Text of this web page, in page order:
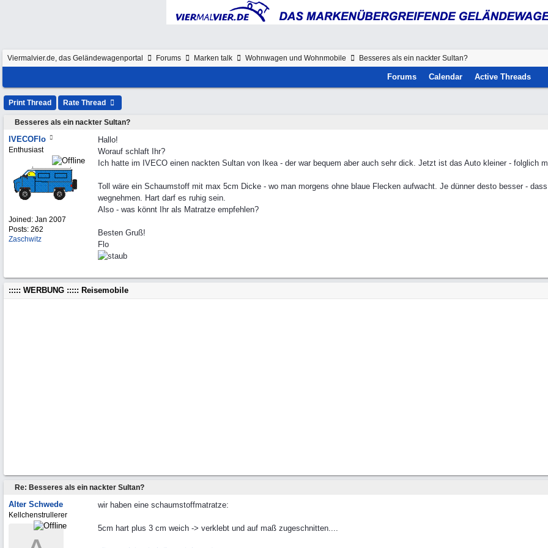
Viermalvier.de, das Geländewagenportal Forums Marken talk Wohnwagen und Wohnmobile Besseres als ein nackter Sultan?
Forums Calendar Active Threads
Print Thread Rate Thread
Besseres als ein nackter Sultan?
IVECOFlo
Enthusiast
Joined: Jan 2007
Posts: 262
Zaschwitz
Hallo!
Worauf schlaft Ihr?
Ich hatte im IVECO einen nackten Sultan von Ikea - der war bequem aber auch sehr dick. Jetzt ist das Auto kleiner - folglich
Toll wäre ein Schaumstoff mit max 5cm Dicke - wo man morgens ohne blaue Flecken aufwacht. Je dünner desto besser -
wegnehmen. Hart darf es ruhig sein.
Also - was könnt Ihr als Matratze empfehlen?
Besten Gruß!
Flo
::::: WERBUNG ::::: Reisemobile
Re: Besseres als ein nackter Sultan?
Alter Schwede
Kellchenstrullerer
wir haben eine schaumstoffmatratze:
5cm hart plus 3 cm weich -> verklebt und auf maß zugeschnitten....